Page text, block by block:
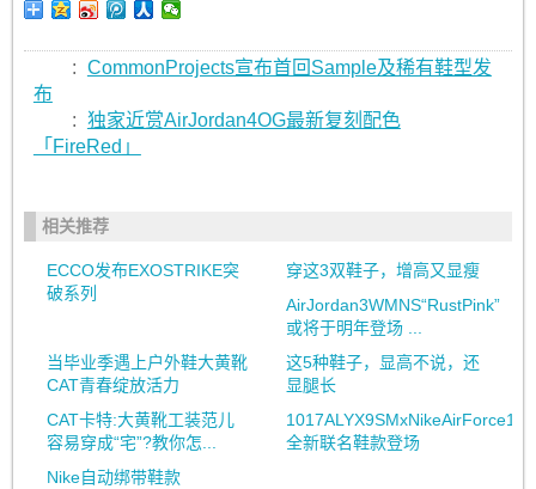
: CommonProjects宣布首回Sample及稀有鞋型发
布
: 独家近赏AirJordan4OG最新复刻配色
「FireRed」
相关推荐
ECCO发布EXOSTRIKE突
破系列
穿这3双鞋子，增高又显瘦
AirJordan3WMNS“RustPink”
或将于明年登场 ...
当毕业季遇上户外鞋大黄靴
CAT青春绽放活力
这5种鞋子，显高不说，还
显腿长
CAT卡特:大黄靴工装范儿
容易穿成“宅”?教你怎...
全新联名鞋款登场
Nike自动绑带鞋款